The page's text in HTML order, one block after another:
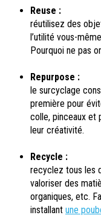
Reuse :
réutilisez des
l’utilité vous-
Pourquoi ne pas
Repurpose :
le surcyclage
première pour
colle, pinceaux et
leur créativité.
Recycle :
recyclez tous les
valoriser des
organiques, etc.
installant une